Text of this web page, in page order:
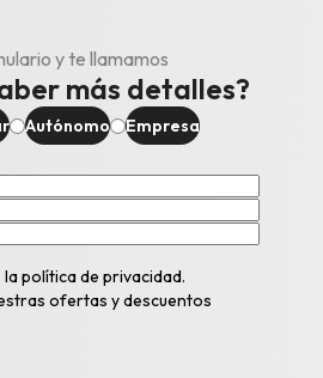
y te llamamos
más detalles?
Autónomo Empresa
lapolítica de privacidad.
ofertas y descuentos